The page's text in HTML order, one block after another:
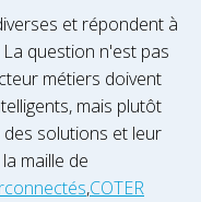
et répondent à
question n'est pas
métiers doivent
mais plutôt
solutions et leur
maille de
,COTER